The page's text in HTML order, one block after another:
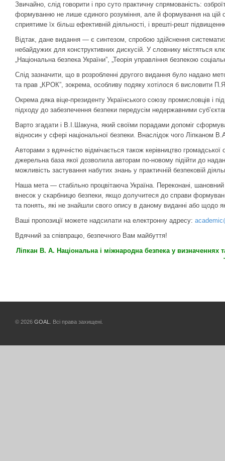
Звичайно, слід говорити і про суто практичну спрямованість:
формуванню не лише єдиного розуміння, але й формування на цій
сприятиме їх більш ефективній діяльності, і врешті-решт
Відтак, дане видання — є синтезом, спробою здійснення
небайдужих для конструктивних дискусій. У словнику містяться
„Національна безпека України”, „Теорія управління безпекою
Слід зазначити, що в розробленні другого видання було надано
та прав „КРОК”, зокрема, особливу подяку хотілося б висловити
Окрема дяка віце-президенту Українського союзу промисловців і
підходу до забезпечення безпеки передусім недержавними
Варто згадати і В.І.Шакуна, який своїми порадами допоміг
відносин у сфері національної безпеки. Внаслідок чого Ліпканом
Авторами з вдячністю відмічається також керівництво громадської
джерельна база якої дозволила авторам по-новому підійти до
можливість застування набутих знань у практичній безпековій
Наша мета — стабільно процвітаюча Україна. Переконані,
внесок у скарбницю безпеки, якщо долучитеся до справи
та понять, які не знайшли свого опису в даному виданні або щодо
Ваші пропозиції можете надсилати на електронну адресу:
Вдячний за співпрацю, безпечного Вам майбуття!
Ліпкан В. А. Національна і міжнародна безпека у
© 2026 GOAL . Всі права захищені.